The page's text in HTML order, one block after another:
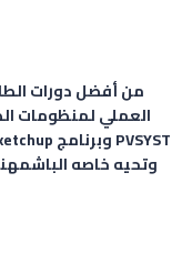
من أفضل دورات
العملي لمنظومات
وتحيه خاصه